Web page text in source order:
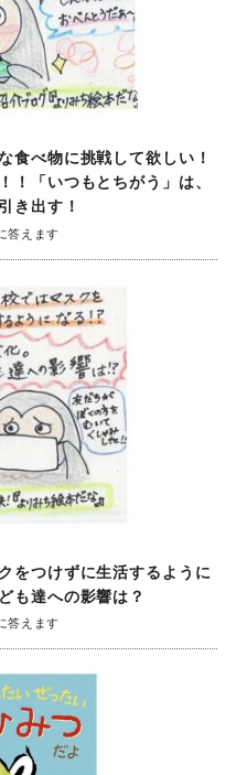
食べ物に挑戦して欲しい！
！「いつもとちがう」は、
き出す！
答えます
をつけずに生活するように
も達への影響は？
答えます